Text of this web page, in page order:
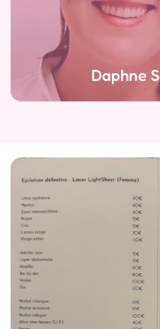
Daphne
Daphné
infirmière